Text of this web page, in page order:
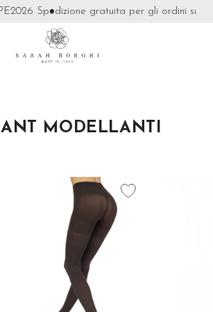
Spedizione gratuita per gli ordini superiori
MODELLANTI
favorite_border